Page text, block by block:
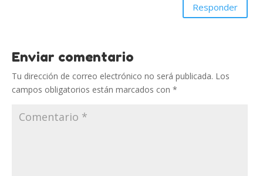
Responder
Enviar comentario
Tu dirección de correo electrónico no será publicada. Los
campos obligatorios están marcados con *